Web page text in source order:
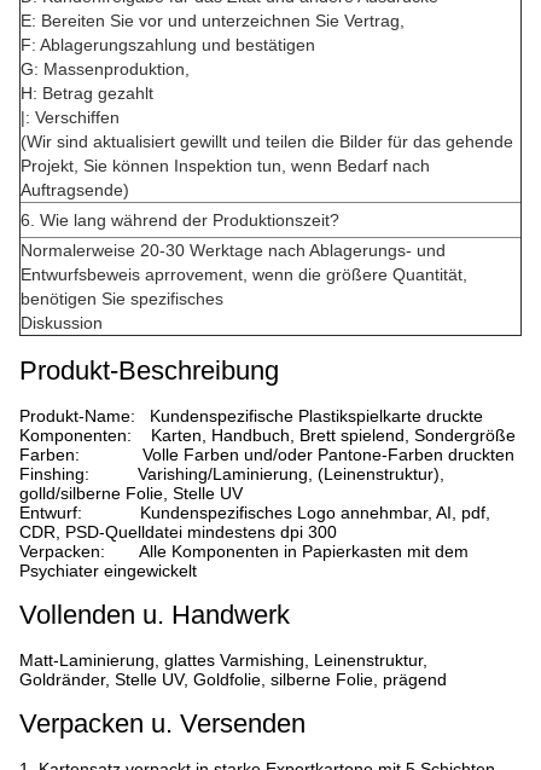
E: Bereiten Sie vor und unterzeichnen Sie Vertrag,
F: Ablagerungszahlung und bestätigen
G: Massenproduktion,
H: Betrag gezahlt
|: Verschiffen
(Wir sind aktualisiert gewillt und teilen die Bilder für das gehende
Projekt, Sie können Inspektion tun, wenn Bedarf nach
Auftragsende)
6. Wie lang während der Produktionszeit?
Normalerweise 20-30 Werktage nach Ablagerungs- und
Entwurfsbeweis aprrovement, wenn die größere Quantität,
benötigen Sie spezifisches
Diskussion
Produkt-Beschreibung
Produkt-Name: Kundenspezifische Plastikspielkarte druckte
Komponenten: Karten, Handbuch, Brett spielend, Sondergröße
Farben: Volle Farben und/oder Pantone-Farben druckten
Finshing: Varishing/Laminierung, (Leinenstruktur),
golld/silberne Folie, Stelle UV
Entwurf: Kundenspezifisches Logo annehmbar, AI, pdf,
CDR, PSD-Quelldatei mindestens dpi 300
Verpacken: Alle Komponenten in Papierkasten mit dem
Psychiater eingewickelt
Vollenden u. Handwerk
Matt-Laminierung, glattes Varmishing, Leinenstruktur,
Goldränder, Stelle UV, Goldfolie, silberne Folie, prägend
Verpacken u. Versenden